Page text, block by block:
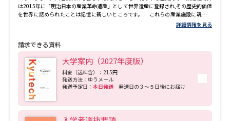
は2015年に「明治日本の産業革命遺産」として世界遺産に登録され,その歴史的価値
を世界に認められたことは記憶に新しいところです。 これらの産業施設に魂を込
めるべく,日本における技術者(エンジニア)の養成を旗印として,当時の高等教育の巨
る士君子」の養成,すなわち技術に精通するとともに,道義心のある人格者を養成する
ことを目的に,単に学問・技術を授けるのではなく,人間形成にも重点を置いた教育を
行うという建学の精神です。本学はその設置形態を私立から官立,そして国立大学へ
と変えつつも,この建学の精神を脈々と受け継ぎ,明治,大正,昭和,平成を経て,令和の現
在に至るまで,日本の近代化,工業化,産業の発展に貢献する,7万人を超える優れた技術
者を輩出し続けてきました。 また,昭和61年(1986年)には,情報通信革命が始まる
中,日本の情報通信技術を支える技術者を輩出するために,福岡県飯塚市に情報工学部
を設置しました。平成12年(2000年)には,生命(バイオ)のもつ特性を工学的に活用し
21世紀を支える技術を創出する技術者を輩出するため,北九州市若松区の学研都市内
詳細情報を見る
請求できる資料
大学案内（2027年度版）
料金（送料含）：215円
発送方法：ゆうメール
発送予定日： 本日発送 発送日の３～５日後にお届け